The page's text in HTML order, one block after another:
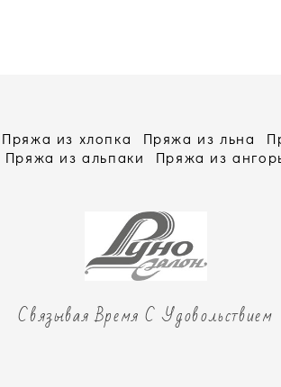
Пряжа из хлопка Пряжа из льна
Пряжа из альпаки
Пряжа из
Связывая Время С Удовольствием